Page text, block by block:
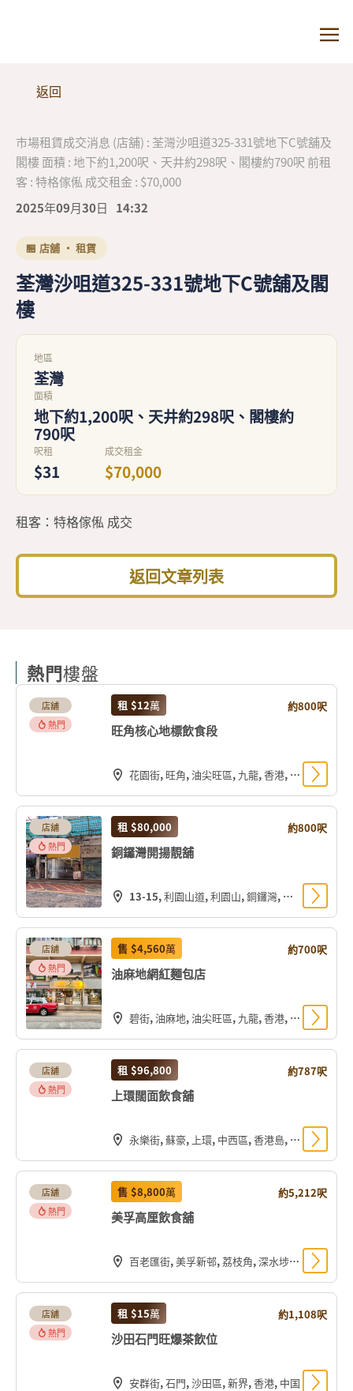
返回
市場租賃成交消息 (店舖) : 荃灣沙咀道325-331號地下C號舖及
閣樓 面積 : 地下約1,200呎、天井約298呎、閣樓約790呎 前租
客 : 特格傢俬 成交租金 : $70,000
2025年09月30日
14:32
🏪 店舖 · 租賃
荃灣沙咀道325-331號地下C號舖及閣
樓
地區
荃灣
面積
地下約1,200呎、天井約298呎、閣樓約
790呎
呎租
$31
成交租金
$70,000
租客：特格傢俬 成交
返回文章列表
熱門樓盤
店舖
熱門
租 $12萬 約800呎
旺角核心地標飲食段
花園街, 旺角, 油尖旺區, 九龍, 香港, 中国
店舖
熱門
租 $80,000 約800呎
銅鑼灣開揚靚舖
13-15, 利園山道, 利園山, 銅鑼灣, 灣仔區, 香港島, 香港, 中国
店舖
熱門
售 $4,560萬 約700呎
油麻地網紅麵包店
碧街, 油麻地, 油尖旺區, 九龍, 香港, 中国
店舖
熱門
租 $96,800 約787呎
上環闊面飲食舖
永樂街, 蘇豪, 上環, 中西區, 香港島, 香港, 中国
店舖
熱門
售 $8,800萬 約5,212呎
美孚高厘飲食舖
百老匯街, 美孚新邨, 荔枝角, 深水埗區, 九龍, 香港, 中国
店舖
熱門
租 $15萬 約1,108呎
沙田石門旺爆茶飲位
安群街, 石門, 沙田區, 新界, 香港, 中国